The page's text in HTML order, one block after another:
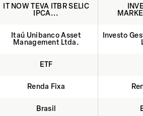
IT NOW TEVA ITBR SELIC
IPCA...
Itaú Unibanco Asset
Management Ltda.
Investo
ETF
Renda Fixa
Brasil